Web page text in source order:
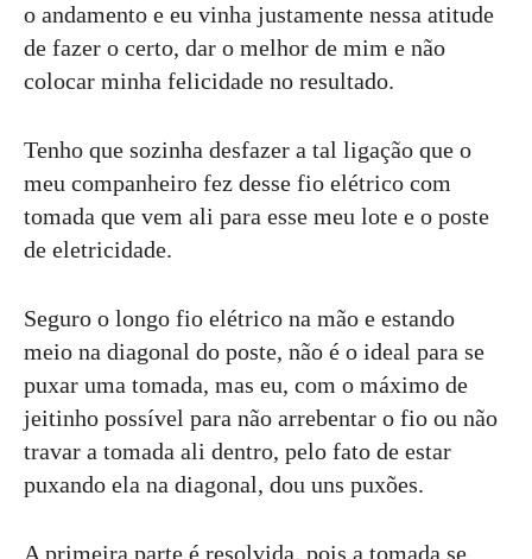
o andamento e eu vinha justamente nessa atitude
de fazer o certo, dar o melhor de mim e não
colocar minha felicidade no resultado.
Tenho que sozinha desfazer a tal ligação que o
meu companheiro fez desse fio elétrico com
tomada que vem ali para esse meu lote e o poste
de eletricidade.
Seguro o longo fio elétrico na mão e estando
meio na diagonal do poste, não é o ideal para se
puxar uma tomada, mas eu, com o máximo de
jeitinho possível para não arrebentar o fio ou não
travar a tomada ali dentro, pelo fato de estar
puxando ela na diagonal, dou uns puxões.
A primeira parte é resolvida, pois a tomada se